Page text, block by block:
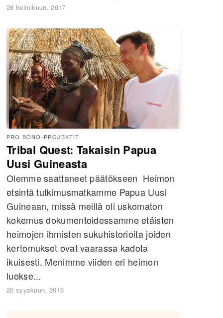
28 helmikuun, 2017
PRO BONO-PROJEKTIT
Tribal Quest: Takaisin Papua
Uusi Guineasta
Olemme saattaneet päätökseen Heimon
etsintä tutkimusmatkamme Papua Uusi
Guineaan, missä meillä oli uskomaton
kokemus dokumentoidessamme etäisten
heimojen ihmisten sukuhistorioita joiden
kertomukset ovat vaarassa kadota
ikuisesti. Menimme viiden eri heimon
luokse...
20 syyskuun, 2016